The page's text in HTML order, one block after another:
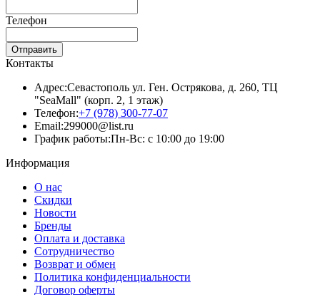
Телефон
Отправить
Контакты
Адрес:Севастополь ул. Ген. Острякова, д. 260, ТЦ
"SeaMall" (корп. 2, 1 этаж)
Телефон:+7 (978) 300-77-07
Email:299000@list.ru
График работы:Пн-Вс: с 10:00 до 19:00
Информация
О нас
Скидки
Новости
Бренды
Оплата и доставка
Сотрудничество
Возврат и обмен
Политика конфиденциальности
Договор оферты